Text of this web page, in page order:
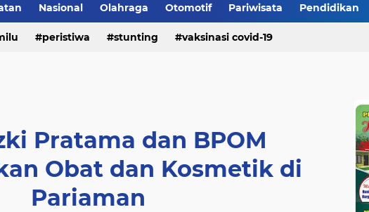
Bupati
Pemkab Berikan
Mengakhiri Pecah
Nasional Olahraga Otomotif Pariwisata Pendidikan
peristiwa stunting vaksinasi covid-19
Pratama dan BPOM
Obat dan Kosmetik di
Pariaman